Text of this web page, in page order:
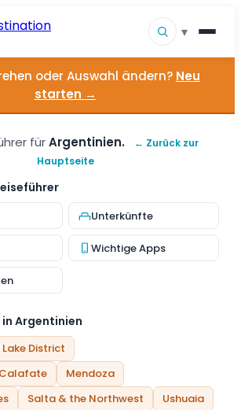
▾
oder Auswahl ändern? Neu
starten →
fürArgentinien.
← Zurück zur
Hauptseite
Unterkünfte
Wichtige Apps
Argentinien
District
Calafate
Mendoza
Salta & the Northwest Ushuaia